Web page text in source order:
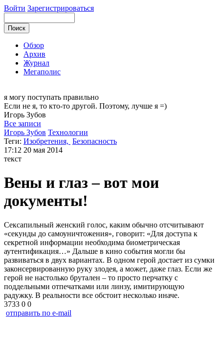
Войти Зарегистрироваться
Обзор
Архив
Журнал
Мегаполис
я могу поступать правильно
Если не я, то кто-то другой. Поэтому, лучше я =)
Игорь Зубов
Все записи
Игорь Зубов Технологии
Теги: Изобретения, Безопасность
17:12 20 мая 2014
текст
Вены и глаз – вот мои
документы!
Сексапильный женский голос, каким обычно отсчитывают
«секунды до самоуничтожения», говорит: «Для доступа к
секретной информации необходима биометрическая
аутентификация…» Дальше в кино события могли бы
развиваться в двух вариантах. В одном герой достает из сумки
законсервированную руку злодея, а может, даже глаз. Если же
герой не настолько брутален – то просто перчатку с
поддельными отпечатками или линзу, имитирующую
радужку. В реальности все обстоит несколько иначе.
3733 0 0
отправить по e-mail